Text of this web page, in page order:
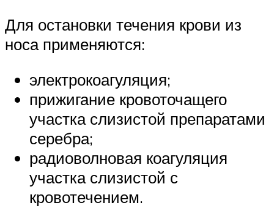
Для остановки течения крови из
носа применяются:
электрокоагуляция;
прижигание кровоточащего
участка слизистой препаратами
серебра;
радиоволновая коагуляция
участка слизистой с
кровотечением.